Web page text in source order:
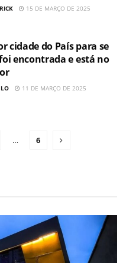
15 DE MARÇO DE 2025
cidade do País para se
encontrada e está no
11 DE MARÇO DE 2025
… 6